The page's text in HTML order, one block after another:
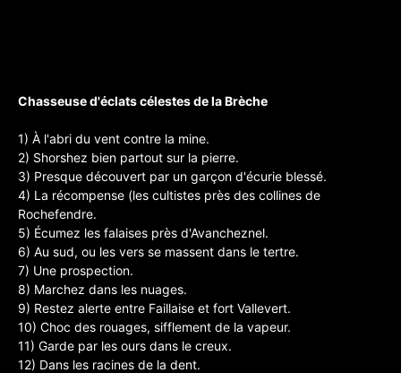
Chasseuse d'éclats célestes de la Brèche
1) À l'abri du vent contre la mine.
2) Shorshez bien partout sur la pierre.
3) Presque découvert par un garçon d'écurie blessé.
4) La récompense (les cultistes près des collines de
Rochefendre.
5) Écumez les falaises près d'Avancheznel.
6) Au sud, ou les vers se massent dans le tertre.
7) Une prospection.
8) Marchez dans les nuages.
9) Restez alerte entre Faillaise et fort Vallevert.
10) Choc des rouages, sifflement de la vapeur.
11) Garde par les ours dans le creux.
12) Dans les racines de la dent.